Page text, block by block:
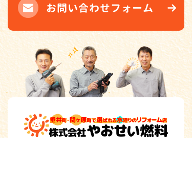
お問い合わせフォーム